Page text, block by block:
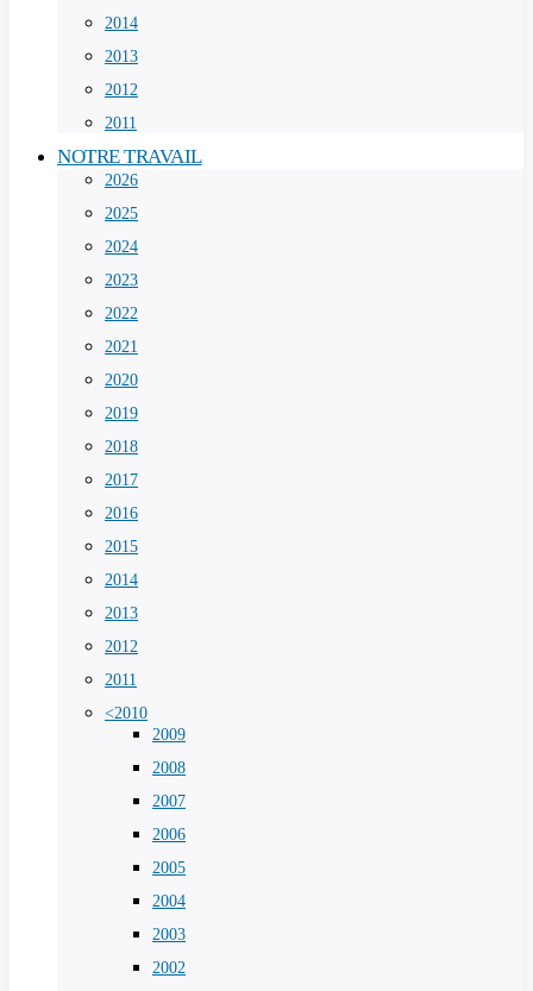
2014
2013
2012
2011
NOTRE TRAVAIL
2026
2025
2024
2023
2022
2021
2020
2019
2018
2017
2016
2015
2014
2013
2012
2011
<2010
2009
2008
2007
2006
2005
2004
2003
2002